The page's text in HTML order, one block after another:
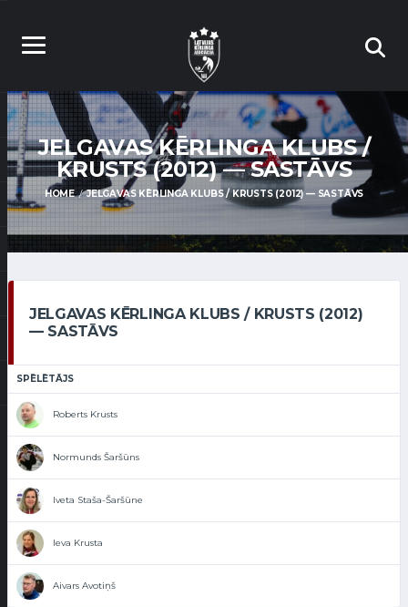
JELGAVAS KĒRLINGA KLUBS /
KRUSTS (2012) — SASTĀVS
HOME JELGAVAS KĒRLINGA KLUBS / KRUSTS (2012) — SASTĀVS
JELGAVAS KĒRLINGA KLUBS / KRUSTS (2012)
— SASTĀVS
SPĒLĒTĀJS
Roberts Krusts
Normunds Šaršūns
Iveta Staša-Šaršūne
Ieva Krusta
Aivars Avotiņš